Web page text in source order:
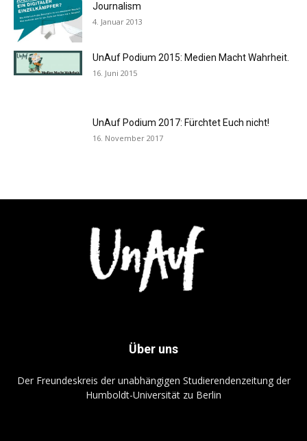
Journalism
4. Januar 2013
UnAuf Podium 2015: Medien Macht Wahrheit.
16. Juni 2015
UnAuf Podium 2017: Fürchtet Euch nicht!
16. November 2017
Über uns
Der Freundeskreis der unabhängigen Studierendenzeitung der
Humboldt-Universität zu Berlin